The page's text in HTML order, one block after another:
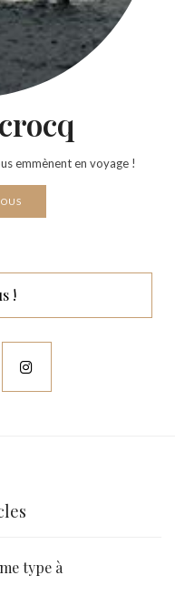
emmènent en voyage !
!
type à